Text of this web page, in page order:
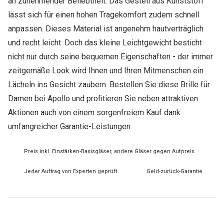
lässt sich für einen hohen Tragekomfort zudem schnell
anpassen. Dieses Material ist angenehm hautverträglich
und recht leicht. Doch das kleine Leichtgewicht besticht
nicht nur durch seine bequemen Eigenschaften - der immer
zeitgemäße Look wird Ihnen und Ihren Mitmenschen ein
Lächeln ins Gesicht zaubern. Bestellen Sie diese Brille für
Damen bei Apollo und profitieren Sie neben attraktiven
Aktionen auch von einem sorgenfreiem Kauf dank
umfangreicher Garantie-Leistungen.
Preis inkl. Einstärken-Basisgläser, andere Gläser gegen Aufpreis
Jeder Auftrag von Experten geprüft Geld-zurück-Garantie